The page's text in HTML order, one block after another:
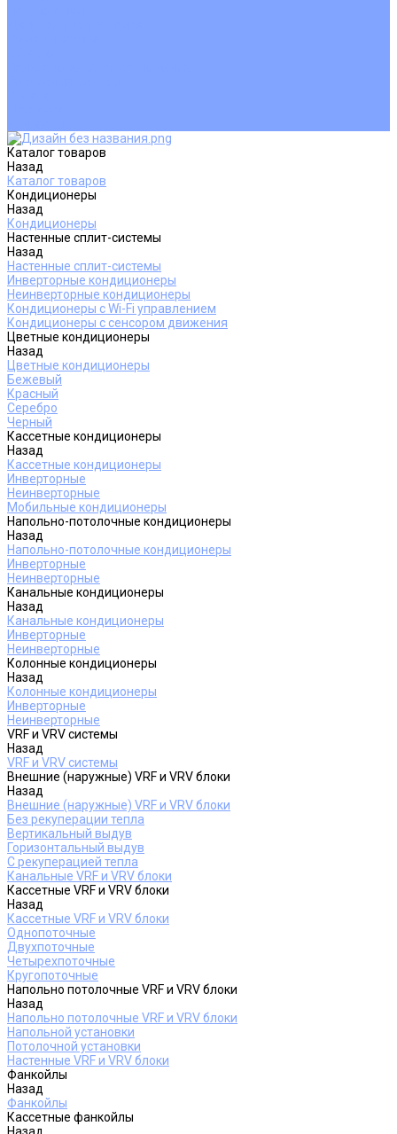
Каталог товаров
Назад
Каталог товаров
Кондиционеры
Назад
Кондиционеры
Настенные сплит-системы
Назад
Настенные сплит-системы
Инверторные кондиционеры
Неинверторные кондиционеры
Кондиционеры с Wi-Fi управлением
Кондиционеры с сенсором движения
Цветные кондиционеры
Назад
Цветные кондиционеры
Бежевый
Красный
Серебро
Черный
Кассетные кондиционеры
Назад
Кассетные кондиционеры
Инверторные
Неинверторные
Мобильные кондиционеры
Напольно-потолочные кондиционеры
Назад
Напольно-потолочные кондиционеры
Инверторные
Неинверторные
Канальные кондиционеры
Назад
Канальные кондиционеры
Инверторные
Неинверторные
Колонные кондиционеры
Назад
Колонные кондиционеры
Инверторные
Неинверторные
VRF и VRV системы
Назад
VRF и VRV системы
Внешние (наружные) VRF и VRV блоки
Назад
Внешние (наружные) VRF и VRV блоки
Без рекуперации тепла
Вертикальный выдув
Горизонтальный выдув
С рекуперацией тепла
Канальные VRF и VRV блоки
Кассетные VRF и VRV блоки
Назад
Кассетные VRF и VRV блоки
Однопоточные
Двухпоточные
Четырехпоточные
Кругопоточные
Напольно потолочные VRF и VRV блоки
Назад
Напольно потолочные VRF и VRV блоки
Напольной установки
Потолочной установки
Настенные VRF и VRV блоки
Фанкойлы
Назад
Фанкойлы
Кассетные фанкойлы